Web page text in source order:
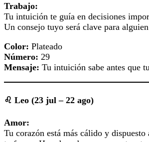
Trabajo:
Tu intuición te guía en decisiones
Un consejo tuyo será clave para
Color: Plateado
Número: 29
Mensaje: Tu intuición sabe antes que
♌ Leo (23 jul – 22 ago)
Amor:
Tu corazón está más cálido y